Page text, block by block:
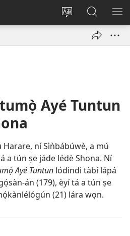
Yí
Wọlé
(opens
Wa
JW.ORG
Ayé Tuntun
Harare, ní Sìǹbábúwè, a mú
a tún ṣe jáde lédè Shona. Ní
Ayé Tuntun lódindi tàbí lápá
án (179), èyí tá a tún ṣe
(21) lára wọn.